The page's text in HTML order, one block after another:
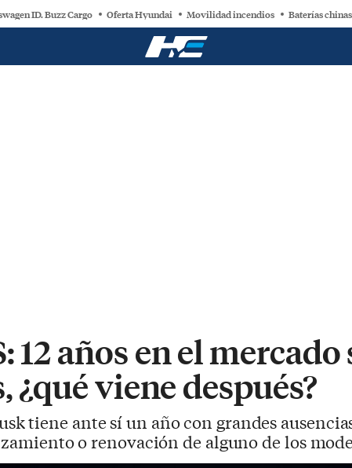
ID. Buzz Cargo Oferta Hyundai Movilidad incendios Baterías chinas
12 años en el
viene después?
tiene ante sí un año con grandes
o renovación de alguno de los